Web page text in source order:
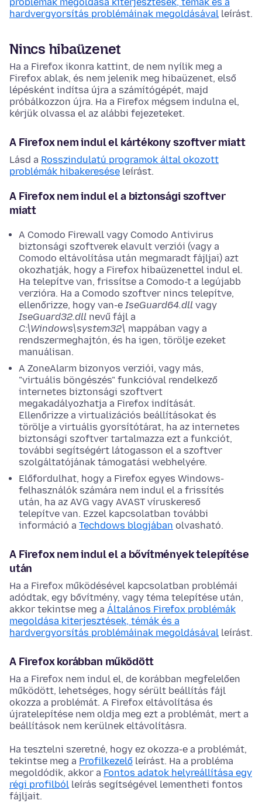
hardvergyorsítás problémáinak megoldásával leírást.
Nincs hibaüzenet
Ha a Firefox ikonra kattint, de nem nyílik meg a
Firefox ablak, és nem jelenik meg hibaüzenet, első
lépésként indítsa újra a számítógépét, majd
próbálkozzon újra. Ha a Firefox mégsem indulna el,
kérjük olvassa el az alábbi fejezeteket.
A Firefox nem indul el kártékony szoftver miatt
Lásd a Rosszindulatú programok által okozott
problémák hibakeresése leírást.
A Firefox nem indul el a biztonsági szoftver
miatt
A Comodo Firewall vagy Comodo Antivirus
biztonsági szoftverek elavult verziói (vagy a
Comodo eltávolítása után megmaradt fájljai) azt
okozhatják, hogy a Firefox hibaüzenettel indul el.
Ha telepítve van, frissítse a Comodo-t a legújabb
verzióra. Ha a Comodo szoftver nincs telepítve,
ellenőrizze, hogy van-e IseGuard64.dll vagy
IseGuard32.dll nevű fájl a
C:\Windows\system32\ mappában vagy a
rendszermeghajtón, és ha igen, törölje ezeket
manuálisan.
A ZoneAlarm bizonyos verziói, vagy más,
"virtuális böngészés" funkcióval rendelkező
internetes biztonsági szoftvert
megakadályozhatja a Firefox indítását.
Ellenőrizze a virtualizációs beállításokat és
törölje a virtuális gyorsítótárat, ha az internetes
biztonsági szoftver tartalmazza ezt a funkciót,
további segítségért látogasson el a szoftver
szolgáltatójának támogatási webhelyére.
Előfordulhat, hogy a Firefox egyes Windows-
felhasználók számára nem indul el a frissítés
után, ha az AVG vagy AVAST víruskereső
telepítve van. Ezzel kapcsolatban további
információ a Techdows blogjában olvasható.
A Firefox nem indul el a bővítmények telepítése
után
Ha a Firefox működésével kapcsolatban problémái
adódtak, egy bővítmény, vagy téma telepítése után,
akkor tekintse meg a Általános Firefox problémák
megoldása kiterjesztések, témák és a
hardvergyorsítás problémáinak megoldásával leírást.
A Firefox korábban működött
Ha a Firefox nem indul el, de korábban megfelelően
működött, lehetséges, hogy sérült beállítás fájl
okozza a problémát. A Firefox eltávolítása és
újratelepítése nem oldja meg ezt a problémát, mert a
beállítások nem kerülnek eltávolításra.
Ha tesztelni szeretné, hogy ez okozza-e a problémát,
tekintse meg a Profilkezelő leírást. Ha a probléma
megoldódik, akkor a Fontos adatok helyreállítása egy
régi profilból leírás segítségével lementheti fontos
fájljait.